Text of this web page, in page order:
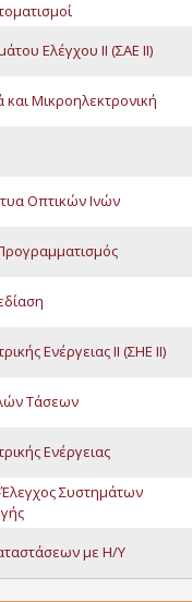
Ελέγχου ΙΙ (ΣΑΕ ΙΙ)
Μικροηλεκτρονική
Οπτικών Ινών
Ενέργειας ΙΙ (ΣΗΕ ΙΙ)
Τάσεων
Ενέργειας
Συστημάτων
με Η/Υ